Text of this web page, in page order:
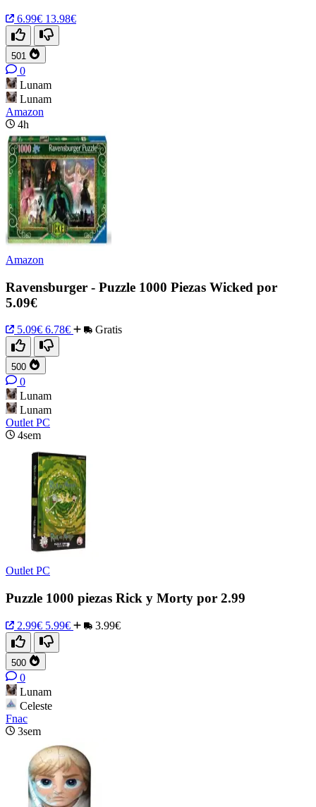
6.99€ 13.98€
501
0
Lunam
Lunam
Amazon
4h
Amazon
Ravensburger - Puzzle 1000 Piezas Wicked por
5.09€
5.09€ 6.78€ Gratis
500
0
Lunam
Lunam
Outlet PC
4sem
Outlet PC
Puzzle 1000 piezas Rick y Morty por 2.99
2.99€ 5.99€ 3.99€
500
0
Lunam
Celeste
Fnac
3sem